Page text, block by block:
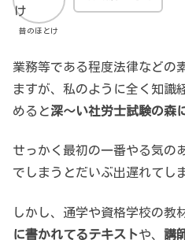
昔のほとけ
業務等である程度法律などの
ますが、私のように全く知識
めると深～い社労士試験の森
せっかく最初の一番やる気の
でしまうとだいぶ出遅れてし
しかし、通学や資格学校の教
に書かれてるテキストや、 講